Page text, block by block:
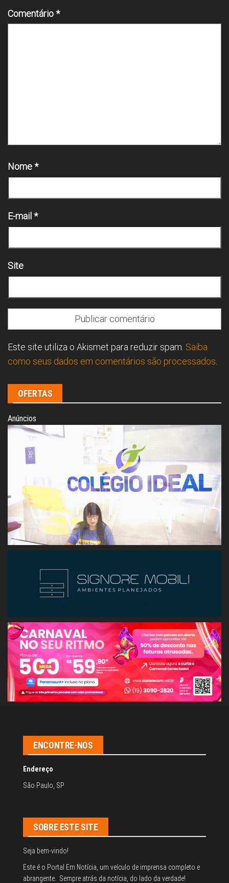
Comentário*
Nome*
E-mail*
Site
Este site utiliza o Akismet para reduzir spam. Saiba
como seus dados em comentários são processados
OFERTAS
Anúncios
ENCONTRE-NOS
Endereço
São Paulo, SP
SOBRE ESTE SITE
Seja bem-vindo!
Este é o Portal Em Notícia, um veículo de imprensa completo e
abrangente. Sempre atrás da notícia, do lado da verdade!